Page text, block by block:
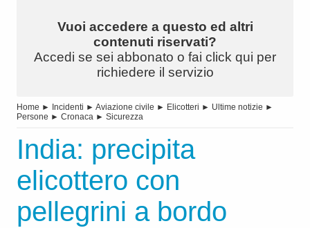
Vuoi accedere a questo ed altri
contenuti riservati?
Accedi se sei abbonato o fai click qui per
richiedere il servizio
Home ► Incidenti ► Aviazione civile ► Elicotteri ► Ultime notizie ►
Persone ► Cronaca ► Sicurezza
India: precipita
elicottero con
pellegrini a bordo